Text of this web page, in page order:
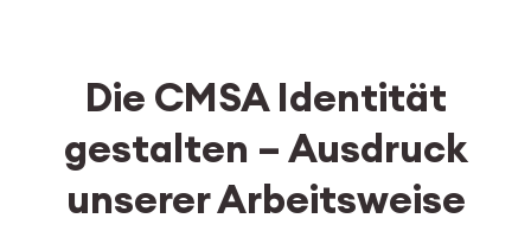
Die CMSA Identität
gestalten – Ausdruck
unserer Arbeitsweise